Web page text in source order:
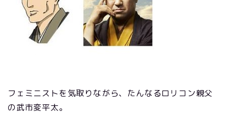
フェミニストを気取りながら、たんなるロリコン親父
の武市変平太。